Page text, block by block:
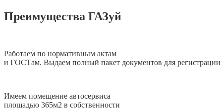
Преимущества ГАЗуй
Работаем по нормативным актам
и ГОСТам. Выдаем полный пакет документов для регистрации
Имеем помещение автосервиса
площадью 365м2 в собственности